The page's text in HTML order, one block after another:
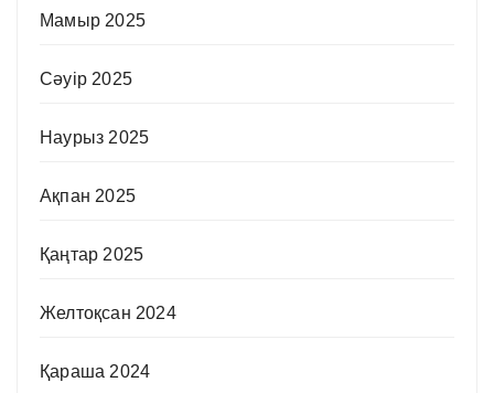
Мамыр 2025
Сәуір 2025
Наурыз 2025
Ақпан 2025
Қаңтар 2025
Желтоқсан 2024
Қараша 2024